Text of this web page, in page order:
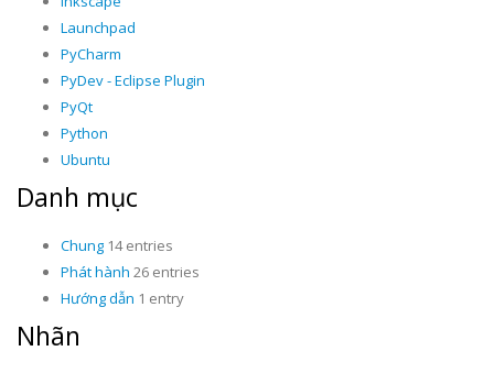
Launchpad
PyCharm
PyDev - Eclipse Plugin
PyQt
Python
Ubuntu
Danh mục
Chung 14 entries
Phát hành 26 entries
Hướng dẫn 1 entry
Nhãn